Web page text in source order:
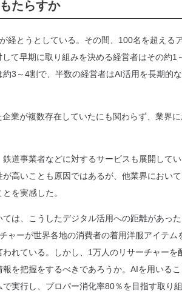
たらすか
とうとしている。その間、100名を超える
て早期に取り組みを決める経営者はその約1
3～4割で、半数の経営者はAI活用を長期的
業が複数存在していたにも関わらず、業界
道事業者などに対するサービスも展開して
高いことも原因ではあるが、他業界におい
を実感した。
は、こうしたデジタル活用への距離があった
ーが世界各地の消費者の着用洋服アイテム
れている。しかし、1万人のリサーチャーを
を把握をするべきであろうか。AIを用いる
実行し、プロパー消化率80％を目指す取り